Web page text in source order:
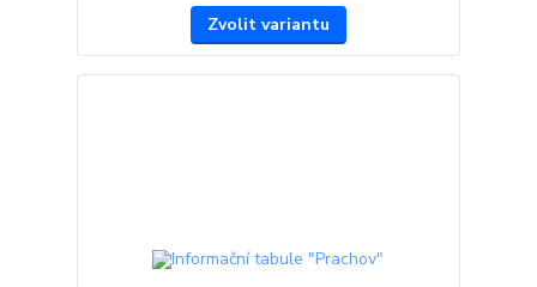
Zvolit variantu